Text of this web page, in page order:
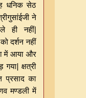
धनिक सेठ
ने
ही नहीं
दर्शन नहीं
में आया और
गया क्षत्री
प्रसाद का
मण्डली में